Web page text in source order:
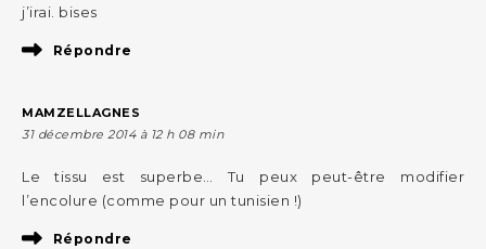
j’irai. bises
Répondre
MAMZELLAGNES
31 décembre 2014 à 12 h 08 min
Le tissu est superbe… Tu peux peut-être modifier
l’encolure (comme pour un tunisien !)
Répondre